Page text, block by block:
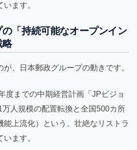
ます。
の「持続可能なオープンイン
略
が、日本郵政グループの動きです。
度までの中期経営計画「JPビジョ
人規模の配置転換と全国500カ所
能上流化）という、壮絶なリストラ
ます。